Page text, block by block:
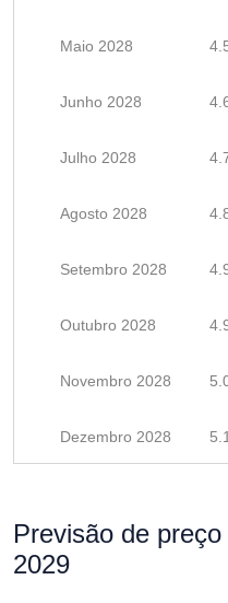
Maio 2028
Junho 2028
Julho 2028
Agosto 2028
Setembro 2028
Outubro 2028
Novembro 2028
Dezembro 2028
Previsão de
2029